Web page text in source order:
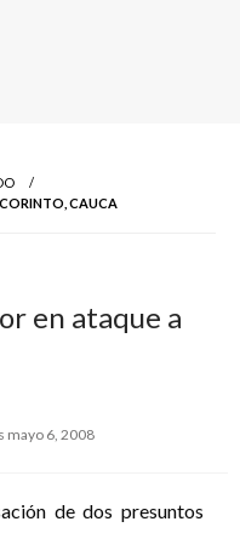
CAUCA
en ataque a
mayo 6, 2008
de dos presuntos